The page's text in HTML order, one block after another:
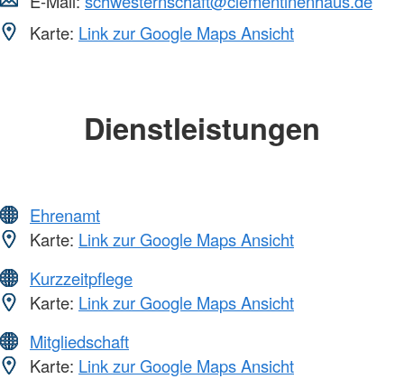
Karte: Link zur Google Maps Ansicht
Dienstleistungen
Ehrenamt
Karte: Link zur Google Maps Ansicht
Kurzzeitpflege
Karte: Link zur Google Maps Ansicht
Mitgliedschaft
Karte: Link zur Google Maps Ansicht